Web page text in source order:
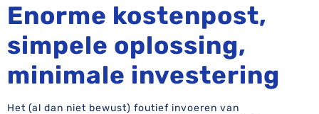
Enorme kostenpost,
simpele oplossing,
minimale investering
Het (al dan niet bewust) foutief invoeren van